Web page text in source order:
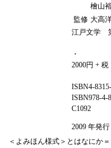
檜山
監修 大高
江戸文学
・
2000円 + 税
ISBN4-8315-
ISBN978-4-
C1092
2009 年発
＜よみほん様式＞とはなにか